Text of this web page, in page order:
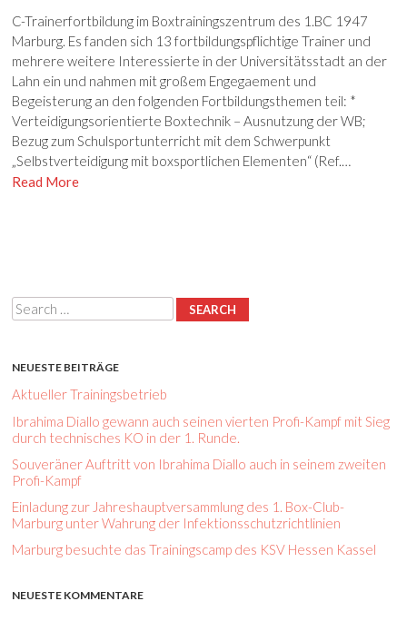
C-Trainerfortbildung im Boxtrainingszentrum des 1.BC 1947
Marburg. Es fanden sich 13 fortbildungspflichtige Trainer und
mehrere weitere Interessierte in der Universitätsstadt an der
Lahn ein und nahmen mit großem Engegaement und
Begeisterung an den folgenden Fortbildungsthemen teil: *
Verteidigungsorientierte Boxtechnik – Ausnutzung der WB;
Bezug zum Schulsportunterricht mit dem Schwerpunkt
„Selbstverteidigung mit boxsportlichen Elementen“ (Ref.…
Read More
Search
NEUESTE BEITRÄGE
Aktueller Trainingsbetrieb
Ibrahima Diallo gewann auch seinen vierten Profi-Kampf mit Sieg
durch technisches KO in der 1. Runde.
Souveräner Auftritt von Ibrahima Diallo auch in seinem zweiten
Profi-Kampf
Einladung zur Jahreshauptversammlung des 1. Box-Club-
Marburg unter Wahrung der Infektionsschutzrichtlinien
Marburg besuchte das Trainingscamp des KSV Hessen Kassel
NEUESTE KOMMENTARE